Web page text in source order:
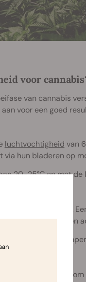
voor
van cannabis
voor een goed
luchtvochtigheid van
hun bladeren op
20-25°C en met de
elke week met 5%.
de planten kunnen
en met de
Verlaag